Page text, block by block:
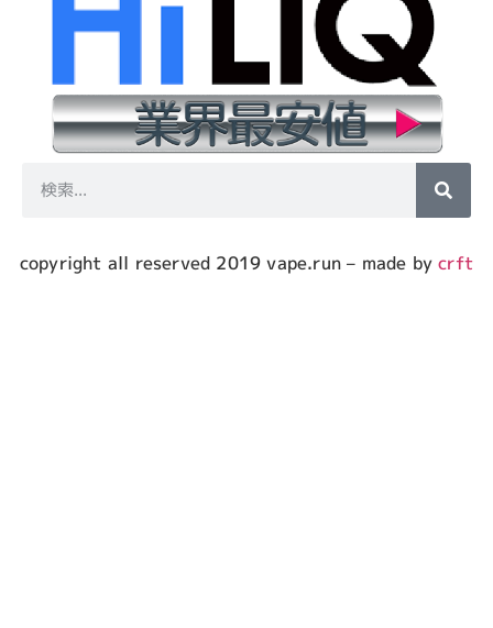
copyright all reserved 2019 vape.run – made bycrft